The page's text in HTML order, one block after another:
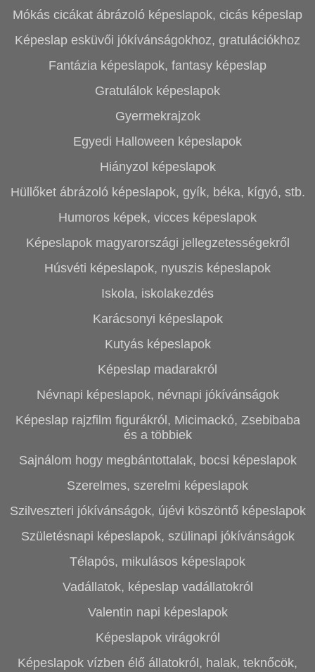
Mókás cicákat ábrázoló képeslapok, cicás képeslap
Képeslap esküvői jókívánságokhoz, gratulációkhoz
Fantázia képeslapok, fantasy képeslap
Gratulálok képeslapok
Gyermekrajzok
Egyedi Halloween képeslapok
Hiányzol képeslapok
Hüllőket ábrázoló képeslapok, gyík, béka, kígyó, stb.
Humoros képek, vicces képeslapok
Képeslapok magyarországi jellegzetességekről
Húsvéti képeslapok, nyuszis képeslapok
Iskola, iskolakezdés
Karácsonyi képeslapok
Kutyás képeslapok
Képeslap madarakról
Névnapi képeslapok, névnapi jókívánságok
Képeslap rajzfilm figurákról, Micimackó, Zsebibaba
és a többiek
Sajnálom hogy megbántottalak, bocsi képeslapok
Szerelmes, szerelmi képeslapok
Szilveszteri jókívánságok, újévi köszöntő képeslapok
Születésnapi képeslapok, szülinapi jókívánságok
Télapós, mikulásos képeslapok
Vadállatok, képeslap vadállatokról
Valentin napi képeslapok
Képeslapok virágokról
Képeslapok vízben élő állatokról, halak, teknőcök,